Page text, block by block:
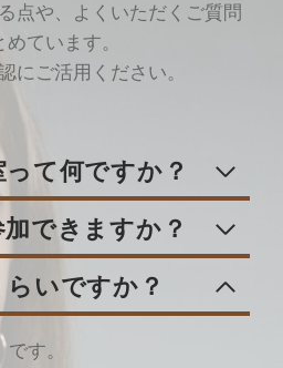
点や、よくいただくご質問
めています。
にご活用ください。
て何ですか？
できますか？
いですか？
す。